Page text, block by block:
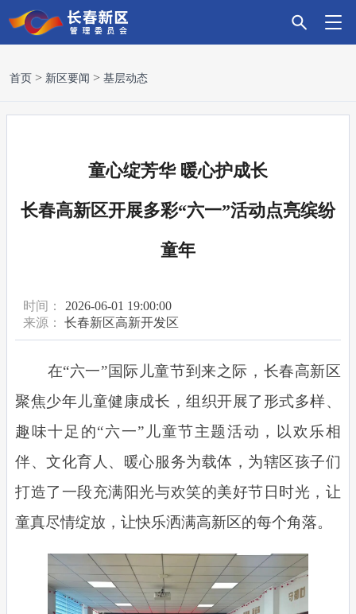
首
页
新
区
闻
政
务
服
务
主
导
产
业
技
创
新
商
引
资
商
环
境
建
领
进
区
首页 新区要闻 基层动态
童心绽芳华 暖心护成长
长春高新区开展多彩“六一”活动点亮缤纷
童年
时间：
2026-06-01 19:00:00
来源：
长春新区高新开发区
在“六一”国际儿童节到来之际，长春高新区
聚焦少年儿童健康成长，组织开展了形式多样、
趣味十足的“六一”儿童节主题活动，以欢乐相
伴、文化育人、暖心服务为载体，为辖区孩子们
打造了一段充满阳光与欢笑的美好节日时光，让
童真尽情绽放，让快乐洒满高新区的每个角落。